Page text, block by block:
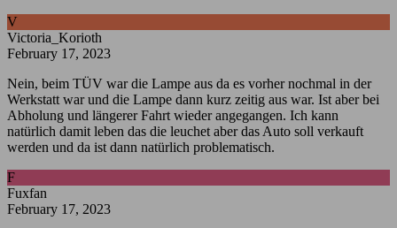
V
Victoria_Korioth
February 17, 2023
Nein, beim TÜV war die Lampe aus da es vorher nochmal in der
Werkstatt war und die Lampe dann kurz zeitig aus war. Ist aber bei
Abholung und längerer Fahrt wieder angegangen. Ich kann
natürlich damit leben das die leuchet aber das Auto soll verkauft
werden und da ist dann natürlich problematisch.
F
Fuxfan
February 17, 2023